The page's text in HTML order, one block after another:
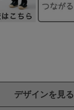
デザインを見る